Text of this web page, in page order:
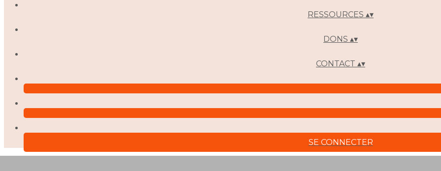
RESSOURCES ▴▾
DONS ▴▾
CONTACT ▴▾
SE CONNECTER